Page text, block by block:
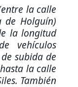
la calle
de Holguín)
la longitud
vehículos
subida de
la calle
También